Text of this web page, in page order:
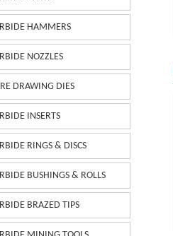
HAMMERS
NOZZLES
DRAWING DIES
INSERTS
RINGS & DISCS
BUSHINGS & ROLLS
BRAZED TIPS